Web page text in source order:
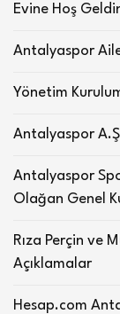
Evine Hoş
Antalyaspor
Yönetim
Antalyaspor
Antalyaspor
Olağan Genel
Rıza Perçin ve
Açıklamalar
Hesap.com